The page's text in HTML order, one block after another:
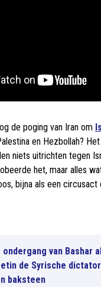
de poging van Iran om
en Hezbollah?
niets uitrichten tegen
het, maar alles
bijna als een
ondergang van Bashar
de Syrische
baksteen